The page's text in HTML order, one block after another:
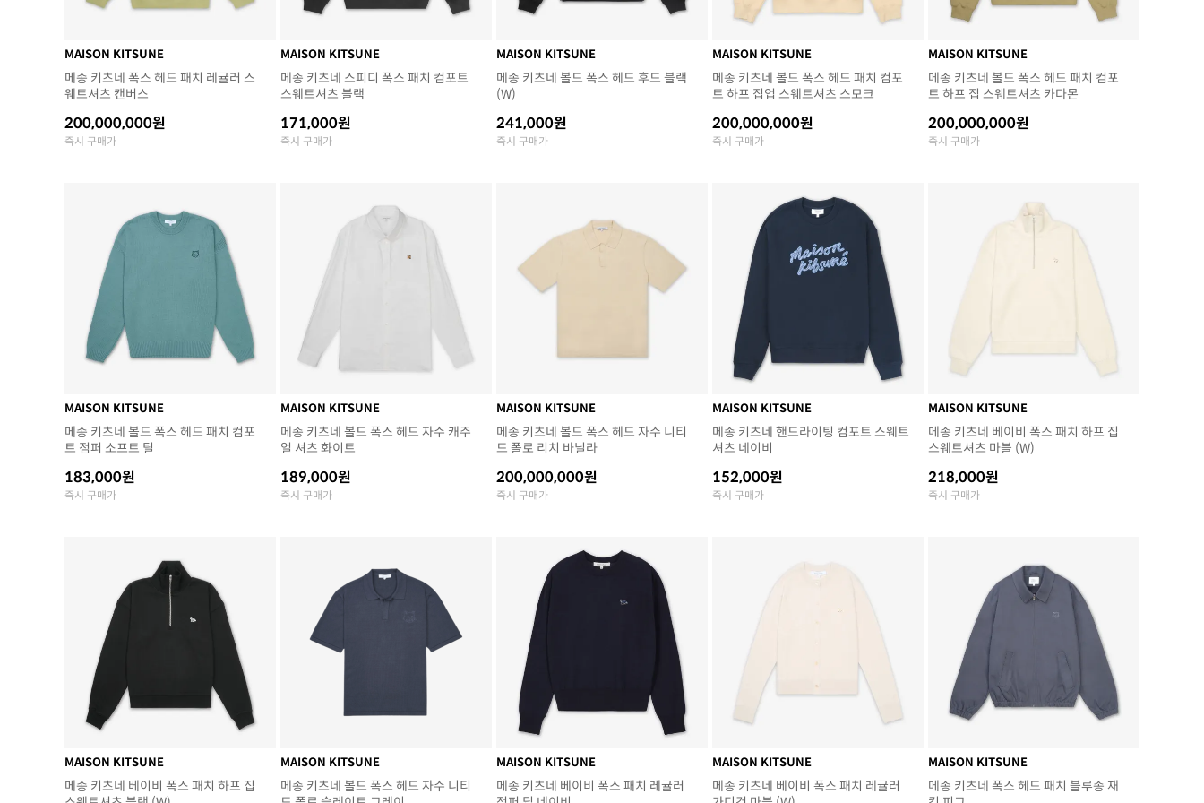
MAISON KITSUNE
메종 키츠네 폭스 헤드 패치 레귤러 스
웨트셔츠 캔버스
200,000,000원
즉시 구매가
MAISON KITSUNE
메종 키츠네 스피디 폭스 패치 컴포트
스웨트셔츠 블랙
171,000원
즉시 구매가
MAISON KITSUNE
메종 키츠네 볼드 폭스 헤드 후드 블랙
(W)
241,000원
즉시 구매가
MAISON KITSUNE
메종 키츠네 볼드 폭스 헤드 패치 컴포
트 하프 집업 스웨트셔츠 스모크
200,000,000원
즉시 구매가
MAISON KITSUNE
메종 키츠네 볼드 폭스 헤드 패치 컴포
트 하프 집 스웨트셔츠 카다몬
200,000,000원
즉시 구매가
MAISON KITSUNE
메종 키츠네 볼드 폭스 헤드 패치 컴포
트 점퍼 소프트 틸
183,000원
즉시 구매가
MAISON KITSUNE
메종 키츠네 볼드 폭스 헤드 자수 캐주
얼 셔츠 화이트
189,000원
즉시 구매가
MAISON KITSUNE
메종 키츠네 볼드 폭스 헤드 자수 니티
드 폴로 리치 바닐라
200,000,000원
즉시 구매가
MAISON KITSUNE
메종 키츠네 핸드라이팅 컴포트 스웨트
셔츠 네이비
152,000원
즉시 구매가
MAISON KITSUNE
메종 키츠네 베이비 폭스 패치 하프 집
스웨트셔츠 마블 (W)
218,000원
즉시 구매가
MAISON KITSUNE
메종 키츠네 베이비 폭스 패치 하프 집
MAISON KITSUNE
메종 키츠네 볼드 폭스 헤드 자수 니티
MAISON KITSUNE
메종 키츠네 베이비 폭스 패치 레귤러
MAISON KITSUNE
메종 키츠네 베이비 폭스 패치 레귤러
MAISON KITSUNE
메종 키츠네 폭스 헤드 패치 블루종 재